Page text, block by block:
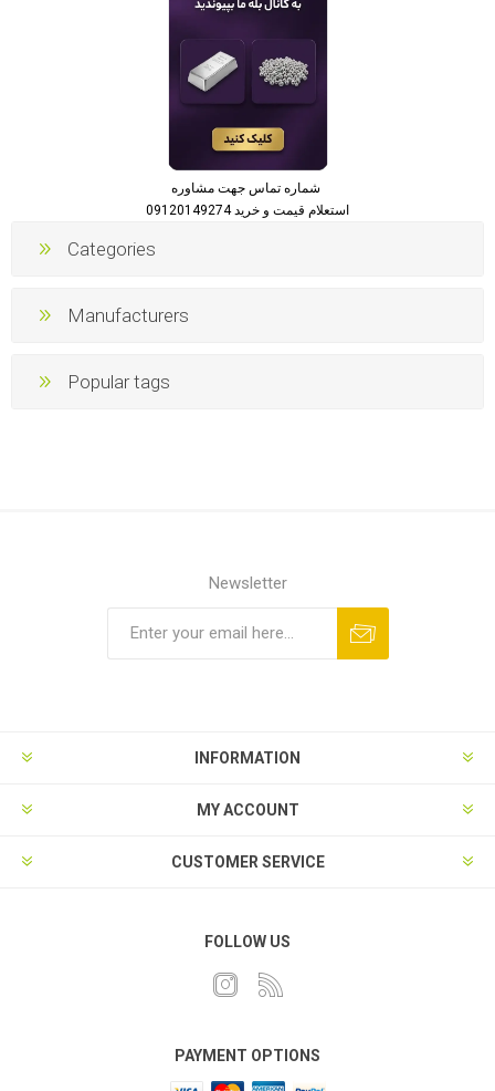
استعلام قیمت و خرید 09120149274
Categories
Manufacturers
Popular tags
Newsletter
INFORMATION
MY ACCOUNT
CUSTOMER SERVICE
FOLLOW US
PAYMENT OPTIONS